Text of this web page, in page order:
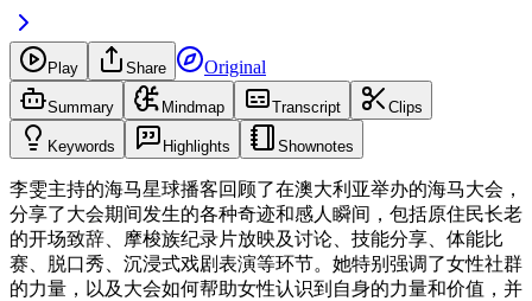
Play Share Original
Summary Mindmap Transcript Clips
Keywords Highlights Shownotes
李雯主持的海马星球播客回顾了在澳大利亚举办的海马大会，
分享了大会期间发生的各种奇迹和感人瞬间，包括原住民长老
的开场致辞、摩梭族纪录片放映及讨论、技能分享、体能比
赛、脱口秀、沉浸式戏剧表演等环节。她特别强调了女性社群
的力量，以及大会如何帮助女性认识到自身的力量和价值，并